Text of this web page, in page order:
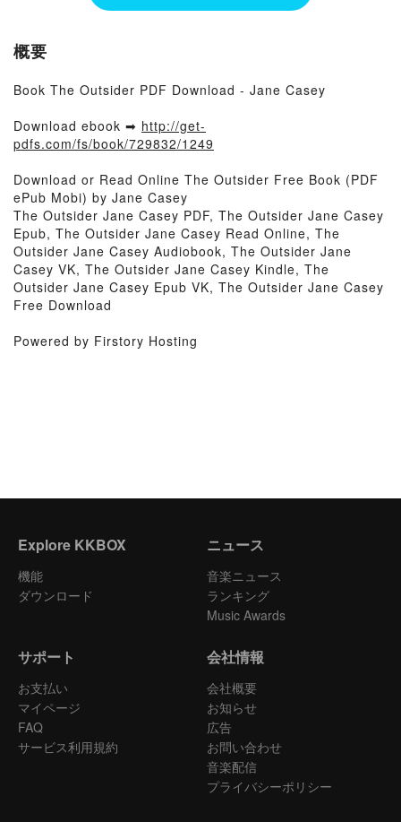
概要
Book The Outsider PDF Download - Jane Casey
Download ebook ➡ http://get-
pdfs.com/fs/book/729832/1249
Download or Read Online The Outsider Free Book (PDF
ePub Mobi) by Jane Casey
The Outsider Jane Casey PDF, The Outsider Jane Casey
Epub, The Outsider Jane Casey Read Online, The
Outsider Jane Casey Audiobook, The Outsider Jane
Casey VK, The Outsider Jane Casey Kindle, The
Outsider Jane Casey Epub VK, The Outsider Jane Casey
Free Download
Powered by Firstory Hosting
Explore KKBOX
機能
ダウンロード
ニュース
音楽ニュース
ランキング
Music Awards
サポート
お支払い
マイページ
FAQ
サービス利用規約
会社情報
会社概要
お知らせ
広告
お問い合わせ
音楽配信
プライバシーポリシー